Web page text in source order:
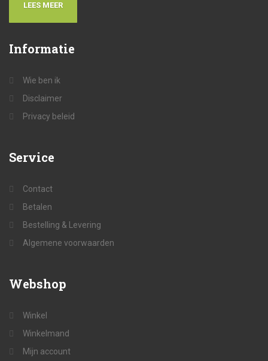
LEES MEER
Informatie
Wie ben ik
Disclaimer
Privacy beleid
Service
Contact
Betalen
Bestelling & Levering
Algemene voorwaarden
Webshop
Winkel
Winkelmand
Mijn account